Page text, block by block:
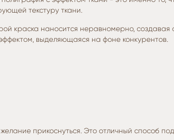
текстуру ткани.
краска наносится неравномерно,
выделяющаяся на фоне конкурентов.
прикоснуться. Это отличный способ